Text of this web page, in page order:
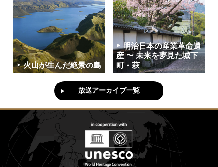
火山が生んだ絶景の島
明治日本の産業革命遺
産 〜 未来を夢見た城下
町・萩
放送アーカイブ一覧